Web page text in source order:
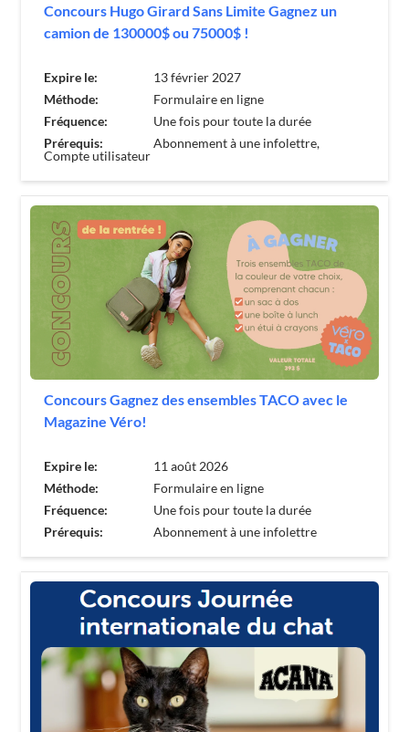
Concours Hugo Girard Sans Limite Gagnez un
camion de 130000$ ou 75000$ !
Expire le:
13 février 2027
Méthode:
Formulaire en ligne
Fréquence:
Une fois pour toute la durée
Prérequis:
Abonnement à une infolettre,
Compte utilisateur
Concours Gagnez des ensembles TACO avec le
Magazine Véro!
Expire le:
11 août 2026
Méthode:
Formulaire en ligne
Fréquence:
Une fois pour toute la durée
Prérequis:
Abonnement à une infolettre